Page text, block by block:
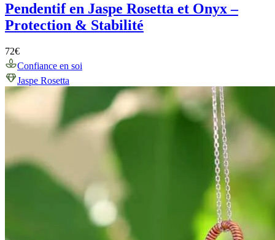
Pendentif en Jaspe Rosetta et Onyx –
Protection & Stabilité
72€
Confiance en soi
Jaspe Rosetta